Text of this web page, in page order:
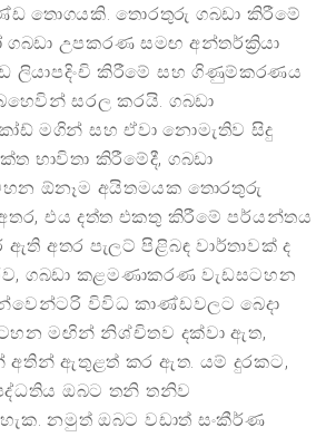
තොගයකි. තොරතුරු ගබඩා කිරීමේ
උපකරණ සමඟ අන්තර්ක්‍රියා
ලියාපදිංචි කිරීමේ සහ ගිණුම්කරණය
සරල කරයි. ගබඩා
මගින් සහ ඒවා නොමැතිව සිදු
භාවිතා කිරීමේදී, ගබඩා
ඕනෑම අයිතමයක තොරතුරු
එය දත්ත එකතු කිරීමේ පර්යන්තය
අතර පැලට් පිළිබඳ වාර්තාවක් ද
ගබඩා කළමණාකරණ වැඩසටහන
විවිධ කාණ්ඩවලට බෙදා
මඟින් නිශ්චිතව දක්වා ඇත,
අතින් ඇතුළත් කර ඇත. යම් දුරකට,
ඔබට තනි තනිව
නමුත් ඔබට වඩාත් සංකීර්ණ